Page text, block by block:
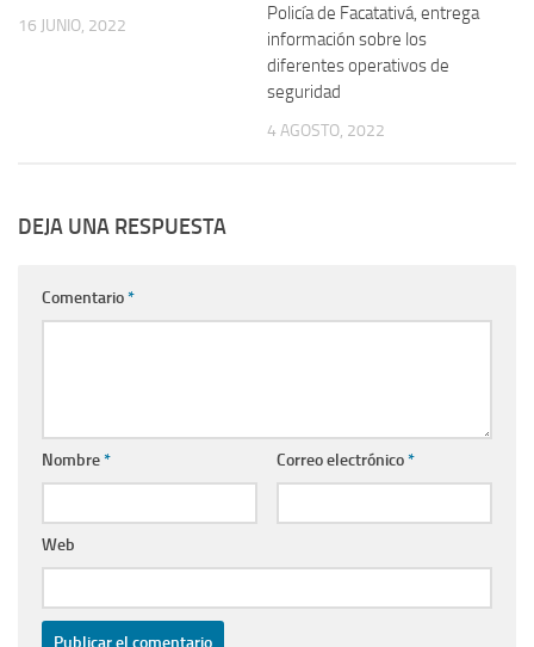
16 JUNIO, 2022
Policía de Facatativá, entrega
información sobre los
diferentes operativos de
seguridad
4 AGOSTO, 2022
DEJA UNA RESPUESTA
Comentario*
Nombre* Correo electrónico*
Web